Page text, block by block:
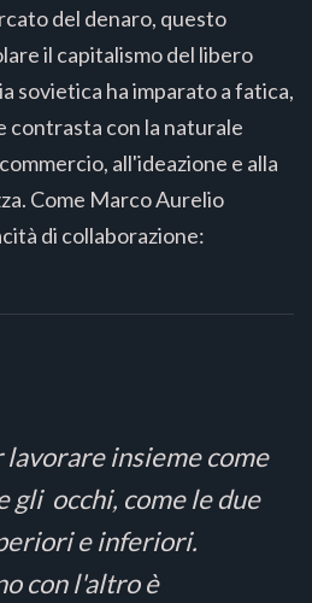
del denaro, questo
il capitalismo del libero
sovietica ha imparato a fatica,
contrasta con la naturale
all'ideazione e alla
Come Marco Aurelio
di collaborazione:
lavorare insieme come
gli occhi, come le due
e inferiori.
con l'altro è